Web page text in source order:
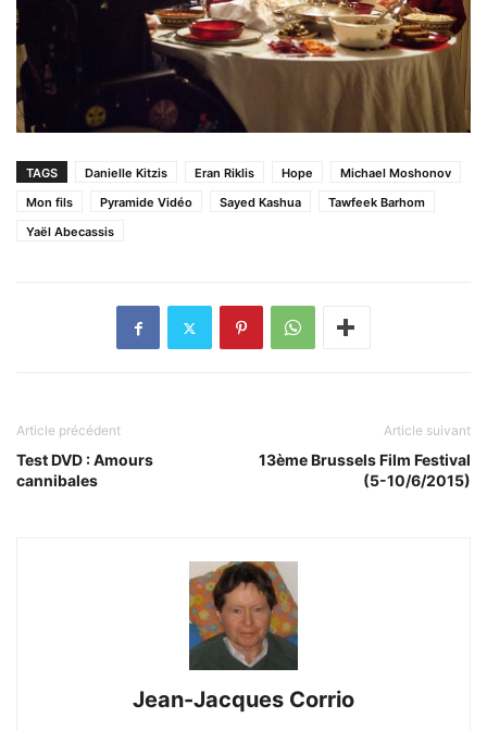
TAGS Danielle Kitzis Eran Riklis Hope
Michael Moshonov
Mon fils
Pyramide Vidéo Sayed Kashua
Tawfeek Barhom
Yaël Abecassis
Article précédent
Test DVD : Amours
cannibales
Article suivant
13ème Brussels Film Festival
(5-10/6/2015)
Jean-Jacques Corrio